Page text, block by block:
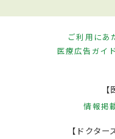
ご利用にあ
医療広告ガイ
情報掲
【ドクタ